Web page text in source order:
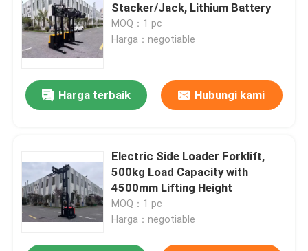
Hubungi kami
Berita
Blog
Forklift Pallet Listrik
Penumpuk Palet Elektrik
Stacker/Jack, Lithium Battery
MOQ：1 pc
Harga：negotiable
Harga terbaik Hubungi kami
Electric Side Loader Forklift​​,
500kg Load Capacity with
4500mm Lifting Height
MOQ：1 pc
Harga：negotiable